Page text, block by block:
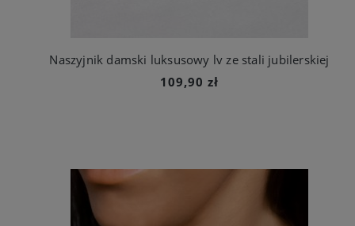
Naszyjnik damski luksusowy lv ze stali jubilerskiej
109,90 zł